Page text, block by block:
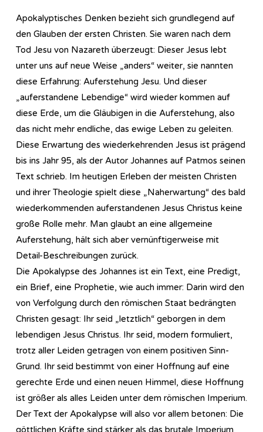
Apokalyptisches Denken bezieht sich grundlegend auf
den Glauben der ersten Christen. Sie waren nach dem
Tod Jesu von Nazareth überzeugt: Dieser Jesus lebt
unter uns auf neue Weise „anders“ weiter, sie nannten
diese Erfahrung: Auferstehung Jesu. Und dieser
„auferstandene Lebendige“ wird wieder kommen auf
diese Erde, um die Gläubigen in die Auferstehung, also
das nicht mehr endliche, das ewige Leben zu geleiten.
Diese Erwartung des wiederkehrenden Jesus ist prägend
bis ins Jahr 95, als der Autor Johannes auf Patmos seinen
Text schrieb. Im heutigen Erleben der meisten Christen
und ihrer Theologie spielt diese „Naherwartung“ des bald
wiederkommenden auferstandenen Jesus Christus keine
große Rolle mehr. Man glaubt an eine allgemeine
Auferstehung, hält sich aber vernünftigerweise mit
Detail-Beschreibungen zurück.
Die Apokalypse des Johannes ist ein Text, eine Predigt,
ein Brief, eine Prophetie, wie auch immer: Darin wird den
von Verfolgung durch den römischen Staat bedrängten
Christen gesagt: Ihr seid „letztlich“ geborgen in dem
lebendigen Jesus Christus. Ihr seid, modern formuliert,
trotz aller Leiden getragen von einem positiven Sinn-
Grund. Ihr seid bestimmt von einer Hoffnung auf eine
gerechte Erde und einen neuen Himmel, diese Hoffnung
ist größer als alles Leiden unter dem römischen Imperium.
Der Text der Apokalypse will also vor allem betonen: Die
göttlichen Kräfte sind stärker als das brutale Imperium